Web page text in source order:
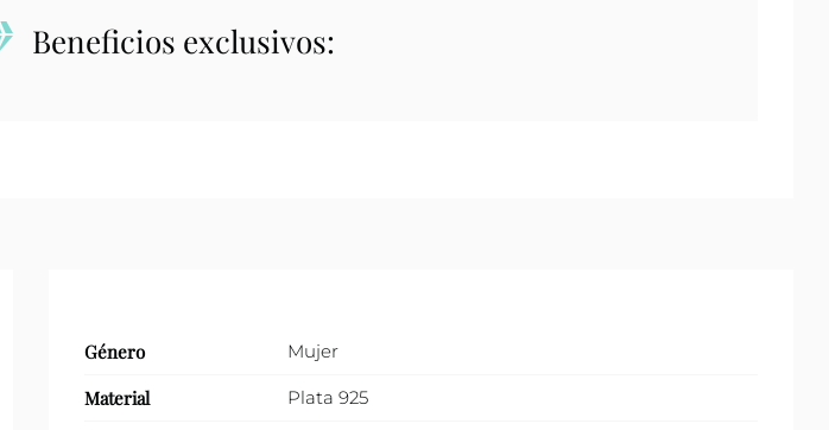
con
corazón
Beneficios exclusivos:
Género Mujer
Material Plata 925